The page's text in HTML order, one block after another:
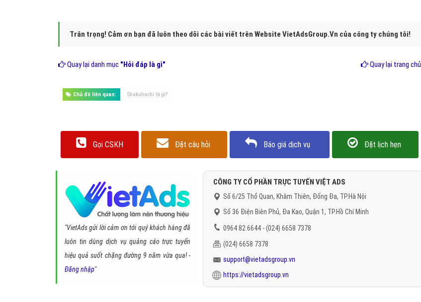
Trân trọng! Cảm ơn bạn đã luôn theo dõi các bài viết trên Website VietAdsGroup.Vn của công ty chúng tôi!
Quay lại danh mục "Hỏi đáp là gì" Quay lại trang chủ
Chủ đề liên quan: Shakuhachi là gì?
Gọi CSKH Đặt câu hỏi Báo giá dịch vụ Đặt lịch hẹn
"VietAds gửi lời cảm ơn tới quý khách hàng đã
luôn tin dùng dịch vụ quảng cáo trực tuyến
hiệu quả suốt chặng đường 9 năm vừa qua! -
Đăng nhập"
CÔNG TY CỔ PHẦN TRỰC TUYẾN VIỆT ADS
Số 6/25 Thổ Quan, Khâm Thiên, Đống Đa, TP.Hà Nội
Số 36 Điện Biên Phủ, Đa Kao, Quận 1, TP.Hồ Chí Minh
0964 82 6644 - (024) 6658 7378
(024) 6658 7378
support@vietadsgroup.vn
https://vietadsgroup.vn